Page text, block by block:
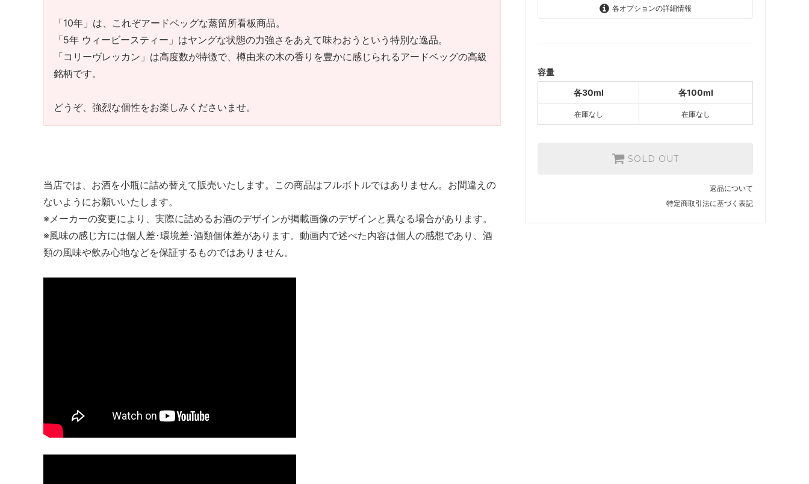
各オプションの詳細情報
SOLD OUT
容量
各30ml
各100ml
在庫なし 在庫なし
SOLD OUT
返品について
特定商取引法に基づく表記
「10年」は、これぞアードベッグな蒸留所看板商品。
「5年 ウィービースティー」はヤングな状態の力強さをあえて味わおうという特別な逸品。
「コリーヴレッカン」は高度数が特徴で、樽由来の木の香りを豊かに感じられるアードベッグの高級
銘柄です。
どうぞ、強烈な個性をお楽しみくださいませ。
当店では、お酒を小瓶に詰め替えて販売いたします。この商品はフルボトルではありません。お間違えの
ないようにお願いいたします。
※メーカーの変更により、実際に詰めるお酒のデザインが掲載画像のデザインと異なる場合があります。
※風味の感じ方には個人差･環境差･酒類個体差があります。動画内で述べた内容は個人の感想であり、酒
類の風味や飲み心地などを保証するものではありません。